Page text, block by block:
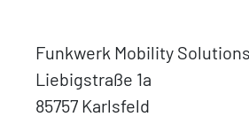
Funkwerk Mobility
Liebigstraße 1a
85757 Karlsfeld